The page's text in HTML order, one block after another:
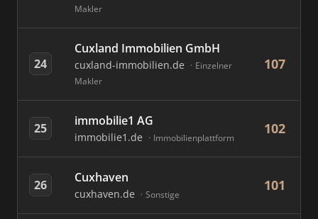
Makler
24
Cuxland Immobilien GmbH
cuxland-immobilien.de
Einzelner
Makler
107
25 immobilie1 AG
immobilie1.de Immobilienplattform
102
26 Cuxhaven
cuxhaven.de Sonstige
101